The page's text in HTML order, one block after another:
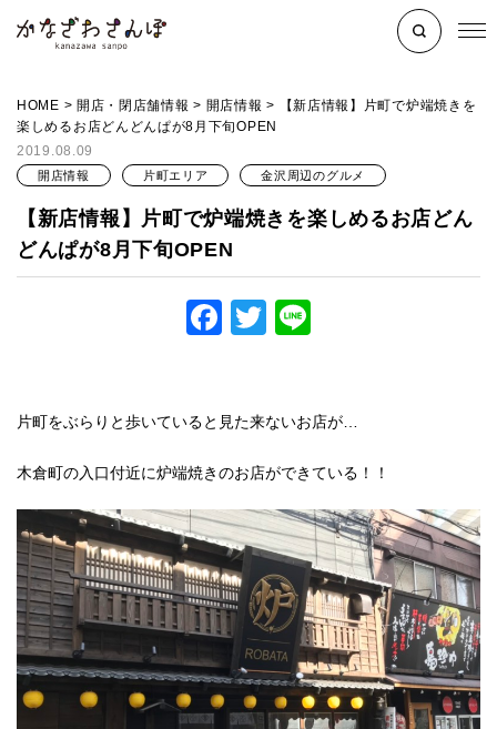
HOME > 開店・閉店舗情報 > 開店情報 >
【新店情報】片町で炉端焼きを
楽しめるお店どんどんぱが8月下旬OPEN
2019.08.09
開店情報 片町エリア 金沢周辺のグルメ
【新店情報】片町で炉端焼きを楽しめるお店どん
どんぱが8月下旬OPEN
Facebook
Twitter
片町をぶらりと歩いていると見た来ないお店が…
木倉町の入口付近に炉端焼きのお店ができている！！